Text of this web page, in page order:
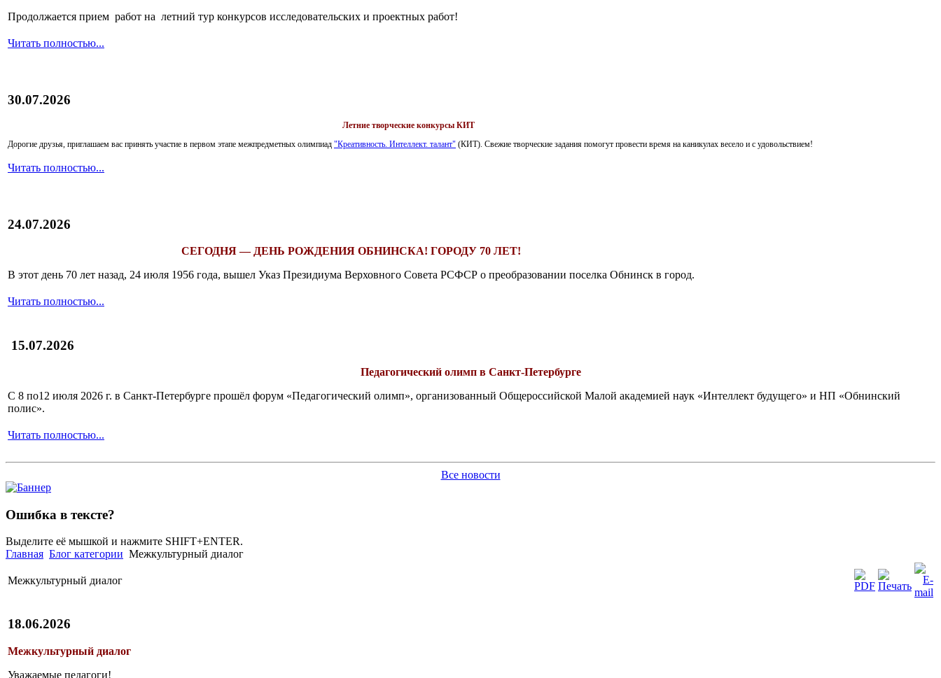
Продолжается прием работ на летний тур конкурсов исследовательских и проектных работ!
Читать полностью...
30.07.2026
Летние творческие конкурсы КИТ
Дорогие друзья, приглашаем вас принять участие в первом этапе межпредметных олимпиад "Креативность. Интеллект. талант" (КИТ). Свежие творческие задания помогут провести время на каникулах весело и с удовольствием!
Читать полностью...
24.07.2026
СЕГОДНЯ — ДЕНЬ РОЖДЕНИЯ ОБНИНСКА! ГОРОДУ 70 ЛЕТ!
В этот день 70 лет назад, 24 июля 1956 года, вышел Указ Президиума Верховного Совета РСФСР о преобразовании поселка Обнинск в город.
Читать полностью...
15.07.2026
Педагогический олимп в Санкт-Петербурге
С 8 по12 июля 2026 г. в Санкт-Петербурге прошёл форум «Педагогический олимп», организованный Общероссийской Малой академией наук «Интеллект будущего» и НП «Обнинский
полис».
Читать полностью...
Все новости
Ошибка в тексте?
Выделите её мышкой и нажмите SHIFT+ENTER.
Главная Блог категории Межкультурный диалог
Межкультурный диалог
18.06.2026
Межкультурный диалог
Уважаемые педагоги!